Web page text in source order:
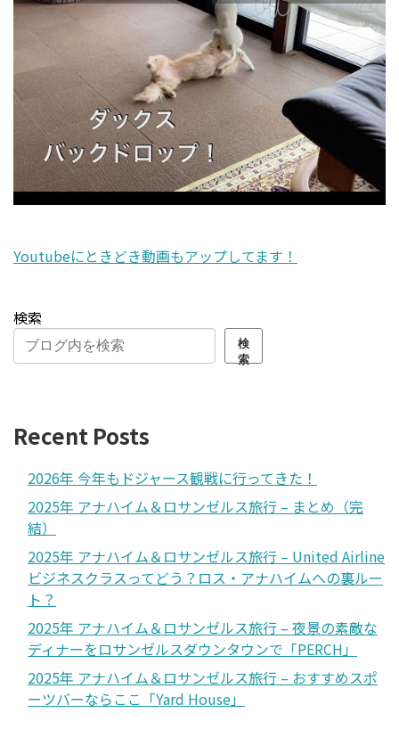
Youtubeにときどき動画もアップしてます！
検索
検
索
Recent Posts
2026年 今年もドジャース観戦に行ってきた！
2025年 アナハイム＆ロサンゼルス旅行 – まとめ（完
結）
2025年 アナハイム＆ロサンゼルス旅行 – United Airline
ビジネスクラスってどう？ロス・アナハイムへの裏ルー
ト？
2025年 アナハイム＆ロサンゼルス旅行 – 夜景の素敵な
ディナーをロサンゼルスダウンタウンで「PERCH」
2025年 アナハイム＆ロサンゼルス旅行 – おすすめスポ
ーツバーならここ「Yard House」